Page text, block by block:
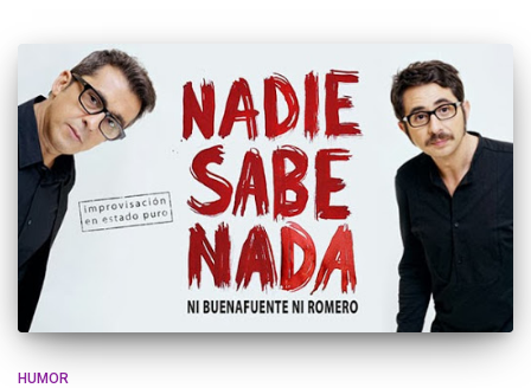
HUMOR